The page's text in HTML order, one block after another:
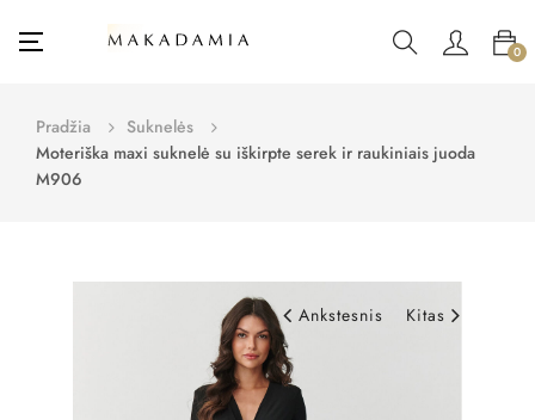
Toggle
☰ 0
Pradžia
Suknelės
Moteriška maxi suknelė su iškirpte serek ir raukiniais juoda
M906
Ankstesnis Kitas